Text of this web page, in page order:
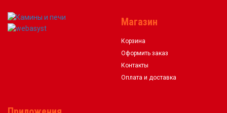
Магазин
Корзина
Оформить заказ
Контакты
Оплата и доставка